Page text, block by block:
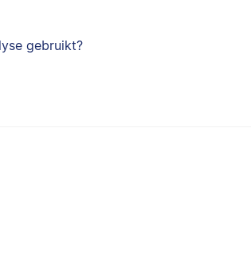
gebruikt?